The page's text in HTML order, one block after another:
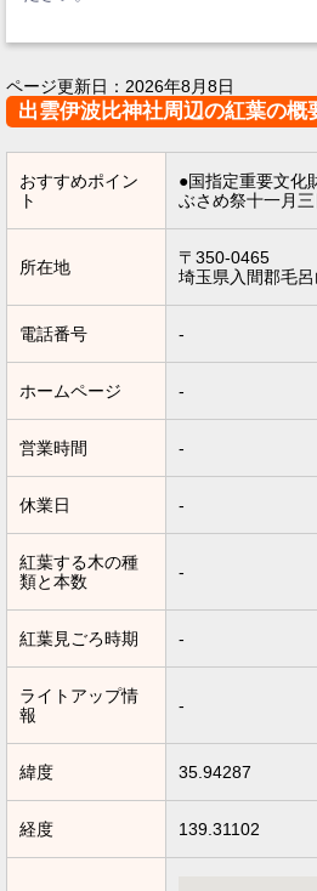
ページ更新日： 2026年8月8日
出雲伊波比神社周辺の紅葉の概
おすすめポイン
ト
●国指定重要文
ぶさめ祭十一月三
所在地
〒350-0465
埼玉県入間郡毛
電話番号 -
ホームページ -
営業時間 -
休業日 -
紅葉する木の種
類と本数
-
紅葉見ごろ時期 -
ライトアップ情
報
-
緯度 35.94287
経度 139.31102